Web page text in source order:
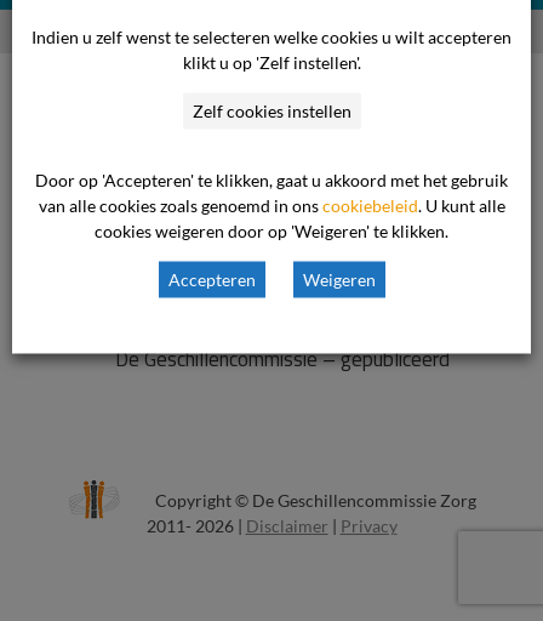
Home >> Huidzorg
duidelijk en laagdrempelig zijn
Wat is het Voorportaal?
Evaluatie WODC over
De Geschillencommissie – gepubliceerd
Copyright © De Geschillencommissie Zorg
2011- 2026 | Disclaimer | Privacy
Indien u zelf wenst te selecteren welke cookies u wilt accepteren
klikt u op 'Zelf instellen'.
Zelf cookies instellen
Door op 'Accepteren' te klikken, gaat u akkoord met het gebruik
van alle cookies zoals genoemd in onscookiebeleid. U kunt alle
cookies weigeren door op 'Weigeren' te klikken.
Accepteren Weigeren